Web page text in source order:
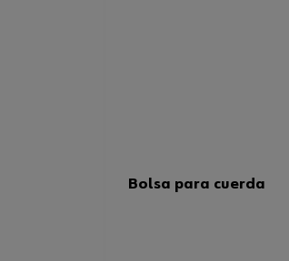
Bolsa para cuerda